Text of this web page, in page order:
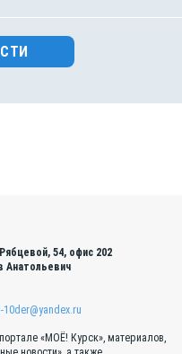
54, офис 202
Анатольевич
10der@yandex.ru
«МОЁ! Курск», материалов,